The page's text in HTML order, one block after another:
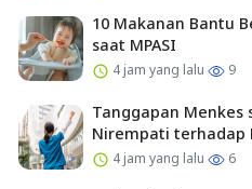
10 Makanan Bantu
saat MPASI
4 jam yang lalu 9
Tanggapan Menkes
Nirempati terhadap
4 jam yang lalu 6